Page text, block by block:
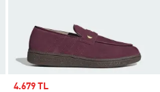
Sale price
4.679 TL